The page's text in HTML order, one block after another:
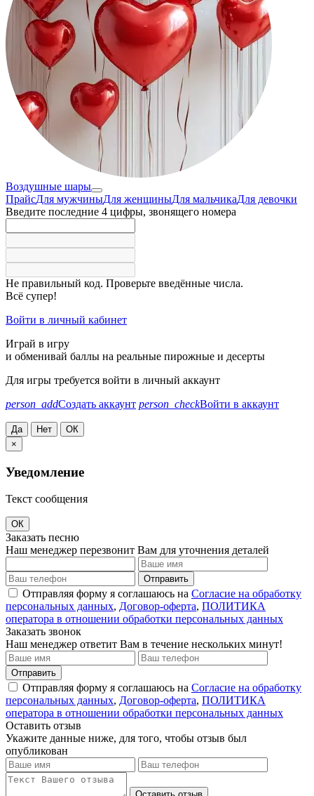
Воздушные шары
ПрайсДля мужчиныДля женщиныДля мальчикаДля девочки
Введите последние 4 цифры, звонящего номера
Не правильный код. Проверьте введённые числа.
Всё супер!
Войти в личный кабинет
Играй в игру
и обменивай баллы на реальные пирожные и десерты
Для игры требуется войти в личный аккаунт
person_addСоздать аккаунт person_checkВойти в аккаунт
Да Нет
ОК
×
Уведомление
Текст сообщения
ОК
Заказать песню
Наш менеджер перезвонит Вам для уточнения деталей
Отправить
Отправляя форму я соглашаюсь на Согласие на обработку
персональных данных, Договор-оферта, ПОЛИТИКА
оператора в отношении обработки персональных данных
Заказать звонок
Наш менеджер ответит Вам в течение нескольких минут!
Отправить
Отправляя форму я соглашаюсь на Согласие на обработку
персональных данных, Договор-оферта, ПОЛИТИКА
оператора в отношении обработки персональных данных
Оставить отзыв
Укажите данные ниже, для того, чтобы отзыв был
опубликован